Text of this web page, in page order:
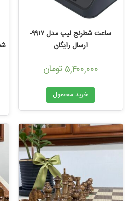
ساعت شطرنج لیپ مدل ۹۹۱۷-
ارسال رایگان
۵,۴۰۰,۰۰۰ تومان
خرید محصول